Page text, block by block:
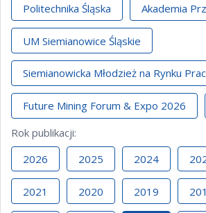
Politechnika Śląska Akademia
UM Siemianowice Śląskie
Siemianowicka Młodzież na Rynku
Future Mining Forum & Expo 2026
Rok publikacji:
2026
2025 2024
2021 2020 2019